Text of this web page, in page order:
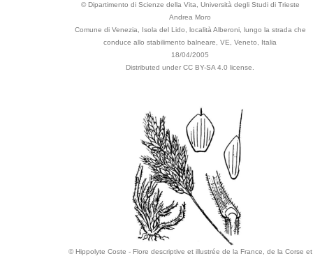
© Dipartimento di Scienze della Vita, Università degli Studi di Trieste
Andrea Moro
Comune di Venezia, Isola del Lido, località Alberoni, lungo la strada che
conduce allo stabilimento balneare, VE, Veneto, Italia
18/04/2005
Distributed under CC BY-SA 4.0 license.
© Hippolyte Coste - Flore descriptive et illustrée de la France, de la Corse et